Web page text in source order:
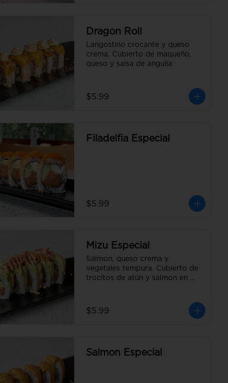
Dragon Roll
Langostino crocante y queso
crema. Cubierto de maqueño,
queso y salsa de anguila
$5.99
Filadelfia Especial
$5.99
Mizu Especial
Salmon, queso crema y
vegetales tempura. Cubierto de
trocitos de atún y salmon en
$5.99
Salmon Especial